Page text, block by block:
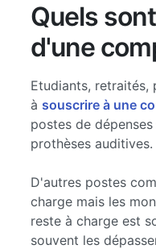
Quels
d'une
Etudiants, retraités,
à souscrire à une
postes de
prothèses auditives.
D'autres postes
charge mais les
reste à charge est
souvent les